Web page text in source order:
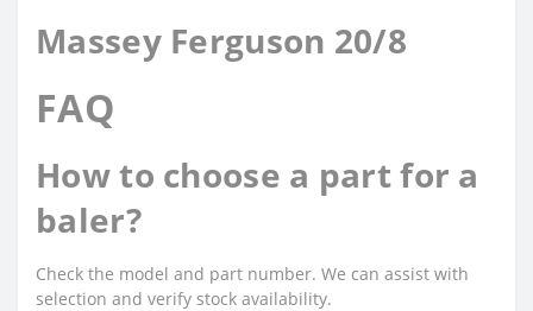
Massey Ferguson 20/8
FAQ
How to choose a part for a
baler?
Check the model and part number. We can assist with
selection and verify stock availability.